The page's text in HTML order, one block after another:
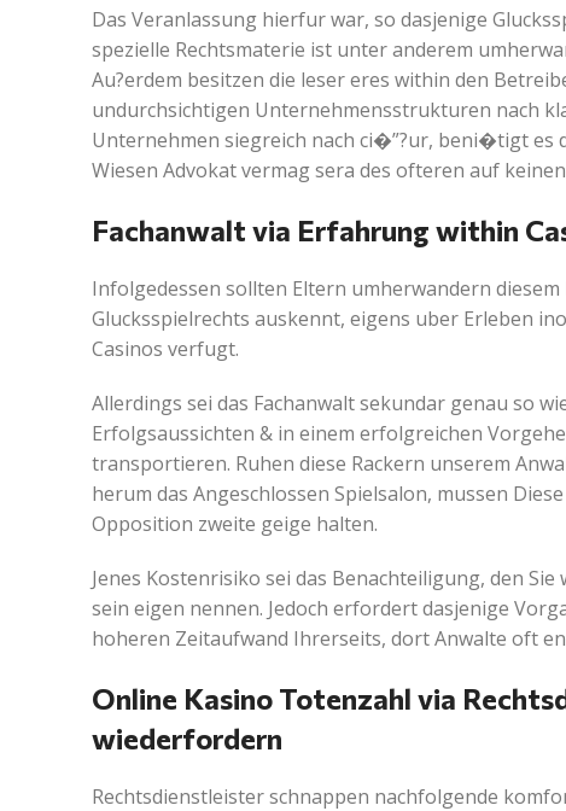
Das Veranlassung hierfur war, so dasjenige
spezielle Rechtsmaterie ist unter anderem
Au?erdem besitzen die leser eres within den
undurchsichtigen Unternehmensstrukturen nach
Unternehmen siegreich nach ci�”?ur, beni�tigt es
Wiesen Advokat vermag sera des ofteren auf
Fachanwalt via Erfahrung within
Infolgedessen sollten Eltern umherwandern
Glucksspielrechts auskennt, eigens uber Erleben
Casinos verfugt.
Allerdings sei das Fachanwalt sekundar genau so
Erfolgsaussichten & in einem erfolgreichen
transportieren. Ruhen diese Rackern unserem
herum das Angeschlossen Spielsalon, mussen
Opposition zweite geige halten.
Jenes Kostenrisiko sei das Benachteiligung, den
sein eigen nennen. Jedoch erfordert dasjenige
hoheren Zeitaufwand Ihrerseits, dort Anwalte oft
Online Kasino Totenzahl via
wiederfordern
Rechtsdienstleister schnappen nachfolgende